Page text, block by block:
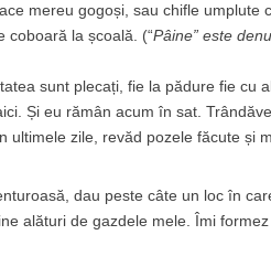
mereu gogoși, sau chifle umplute
coboară la școală. (“Pâine” este
sunt plecați, fie la pădure fie cu
Și eu rămân acum în sat.
ultimele zile, revăd pozele făcute și
dau peste câte un loc în
alături de gazdele mele. Îmi